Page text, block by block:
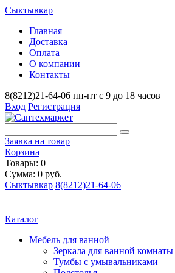
Сыктывкар
Главная
Доставка
Оплата
О компании
Контакты
8(8212)21-64-06 пн-пт с 9 до 18 часов
Вход Регистрация
Заявка на товар
Корзина
Товары: 0
Сумма: 0 руб.
Сыктывкар 8(8212)21-64-06
Каталог
Мебель для ванной
Зеркала для ванной комнаты
Тумбы с умывальниками